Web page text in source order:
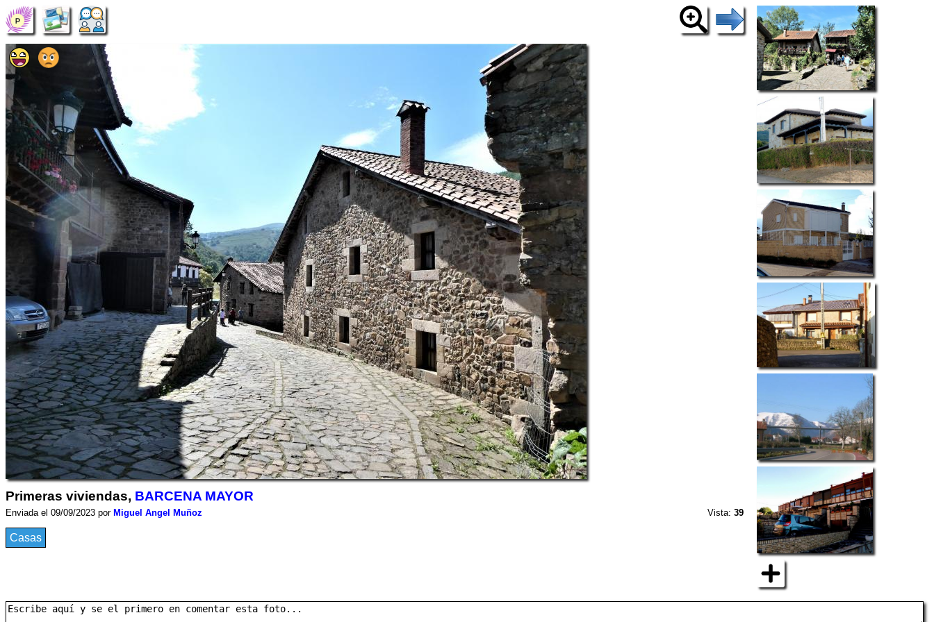
Primeras viviendas, BARCENA MAYOR
Enviada el 09/09/2023 por Miguel Angel Muñoz Vista:39
Casas